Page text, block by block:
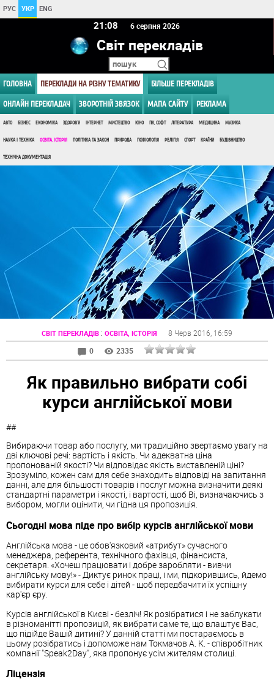
РУС УКР ENG
21 08 6 серпня 2026
Світ перекладів
ГОЛОВНА ПЕРЕКЛАДИ НА РІЗНУ ТЕМАТИКУ БІЛЬШЕ ПЕРЕКЛАДІВ
ОНЛАЙН ПЕРЕКЛАДАЧ ЗВОРОТНІЙ ЗВЯЗОК МАПА САЙТУ РЕКЛАМА
АВТО БІЗНЕС ЕКОНОМІКА ЗДОРОВ'Я ІНТЕРНЕТ МИСТЕЦТВО КІНО ПК, СОФТ ЛІТЕРАТУРА МЕДИЦИНА МУЗИКА
НАУКА І ТЕХНІКА ОСВІТА, ІСТОРІЯ ПОЛІТИКА ТА ЗАКОН ПРИРОДА ПСИХОЛОГІЯ РЕЛІГІЯ СПОРТ КРАЇНИ БУДІВНИЦТВО
ТЕХНІЧНА ДОКУМЕНТАЦІЯ
СВІТ ПЕРЕКЛАДІВ : ОСВІТА, ІСТОРІЯ 8 Черв 2016 , 16:59
0
2335
Як правильно вибрати собі
курси англійської мови
##
Вибираючи товар або послугу, ми традиційно звертаємо увагу на
дві ключові речі: вартість і якість. Чи адекватна ціна
пропонованій якості? Чи відповідає якість виставленій ціні?
Зрозуміло, кожен сам для себе знаходить відповіді на запитання
данні, але для більшості товарів і послуг можна визначити деякі
стандартні параметри і якості, і вартості, щоб Ві, визначаючись з
вибором, могли оцінити, чи гідна ця пропозиція.
Сьогодні мова піде про вибір курсів англійської мови
Англійська мова - це обов'язковий «атрибут» сучасного
менеджера, референта, технічного фахівця, фінансиста,
секретаря. «Хочеш працювати і добре заробляти - вивчи
англійську мову!» - Диктує ринок праці, і ми, підкорившись, йдемо
вибирати курси для себе і дітей - щоб передбачити їх успішну
кар'єр єру.
Курсів англійської в Києві - безліч! Як розібратися і не заблукати
в різноманітті пропозицій, як вибрати саме те, що влаштує Вас,
що підійде Вашій дитині? У данній статті ми постараємось в
цьому розібратись і допоможе нам Токмачов А. К. - співробітник
компанії "Speak2Day", яка пропонує усім жителям столиці.
Ліцензія